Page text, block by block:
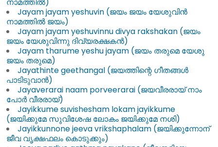
Jayam jayam yeshuvin (ജയം ജയം യേശുവിൻ
നാമത്തിൽ ജയം)
Jayam jayam yeshuvinnu divya rakshakan (ജയം
ജയം യേശുവിന്നു ദിവ്യരക്ഷകൻ)
Jayam tharume yeshu jayam (ജയം തരുമെ യേശു
ജയം തരുമെ)
Jayathinte geethangal (ജയത്തിന്റെ ഗീതങ്ങൾ
പാടിടുവാൻ)
Jayaverarai naam porveerarai (ജയവീരരായ് നാം
പോർ വീരരായ്)
Jayikkume suvishesham lokam jayikkume
(ജയിക്കുമേ സുവിശേഷ ലോകം ജയിക്കുമേ നശി)
Jayikkunnone jeeva vrikshaphalam (ജയിക്കുന്നോന്
ജീവ വൃക്ഷഫലം കൊടുക്കും)